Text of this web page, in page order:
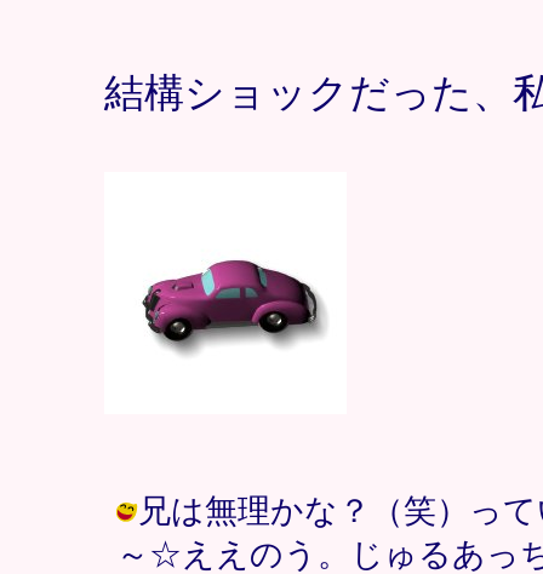
結構ショックだった、
兄は無理かな？（笑）っ
～☆ええのう。じゅるあっ